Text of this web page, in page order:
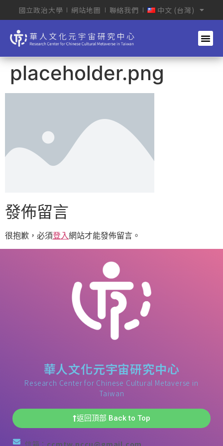
國立政治大學 網站地圖 聯絡我們 中文 (台灣)
placeholder.png
發佈留言
很抱歉，必須登入網站才能發佈留言。
華人文化元宇宙研究中心
Research Center for Chinese Cultural Metaverse in
Taiwan
返回頂部 Back to Top
信箱： ccmtw.nccu@gmail.com